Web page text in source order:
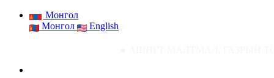
Монгол
Монгол
English